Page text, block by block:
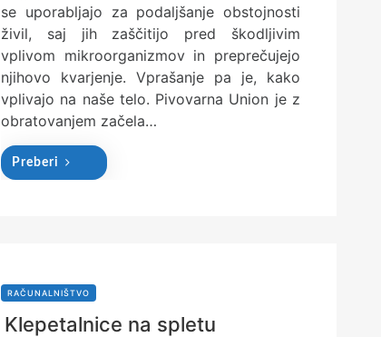
se uporabljajo za podaljšanje obstojnosti
živil, saj jih zaščitijo pred škodljivim
vplivom mikroorganizmov in preprečujejo
njihovo kvarjenje. Vprašanje pa je, kako
vplivajo na naše telo. Pivovarna Union je z
obratovanjem začela…
Preberi
RAČUNALNIŠTVO
Klepetalnice na spletu